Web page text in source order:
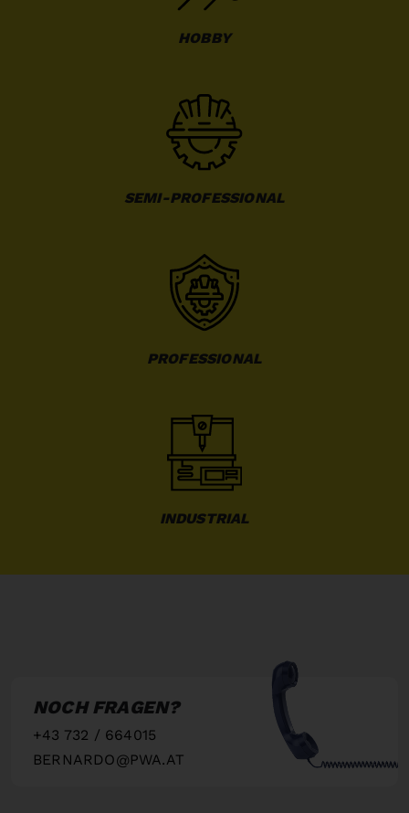
HOBBY
SEMI-PROFESSIONAL
PROFESSIONAL
INDUSTRIAL
NOCH FRAGEN?
+43 732 / 664015
BERNARDO@PWA.AT